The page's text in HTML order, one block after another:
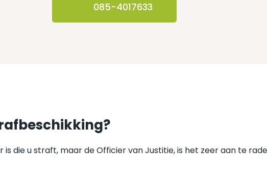
085-4017633
die u straft, maar de Officier van Justitie, is het zeer aan te